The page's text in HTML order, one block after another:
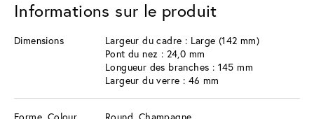
Informations sur le produit
Dimensions
Largeur du cadre : Large (142 mm)
Pont du nez : 24,0 mm
Longueur des branches : 145 mm
Largeur du verre : 46 mm